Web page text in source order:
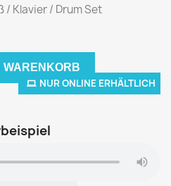
NUR ONLINE ERHÄLTLICH
Klavier / Drum Set
WARENKORB